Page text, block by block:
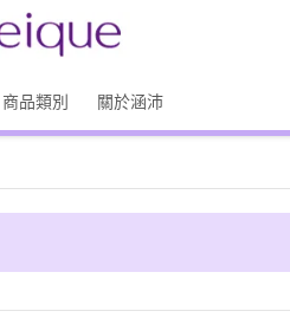
商品類別 關於涵沛